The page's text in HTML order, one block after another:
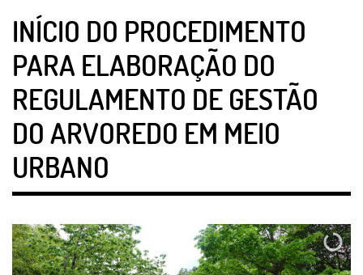
INÍCIO DO PROCEDIMENTO
PARA ELABORAÇÃO DO
REGULAMENTO DE GESTÃO
DO ARVOREDO EM MEIO
URBANO